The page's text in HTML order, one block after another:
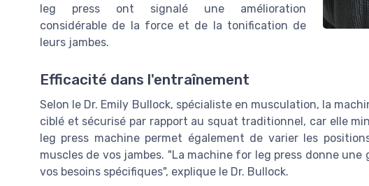
leg press ont signalé une amélioration
considérable de la force et de la tonification de
leurs jambes.
Efficacité dans l'entraînement
Selon le Dr. Emily Bullock, spécialiste en musculation, la
ciblé et sécurisé par rapport au squat traditionnel, car elle
leg press machine permet également de varier les
muscles de vos jambes. "La machine for leg press donne
vos besoins spécifiques", explique le Dr. Bullock.